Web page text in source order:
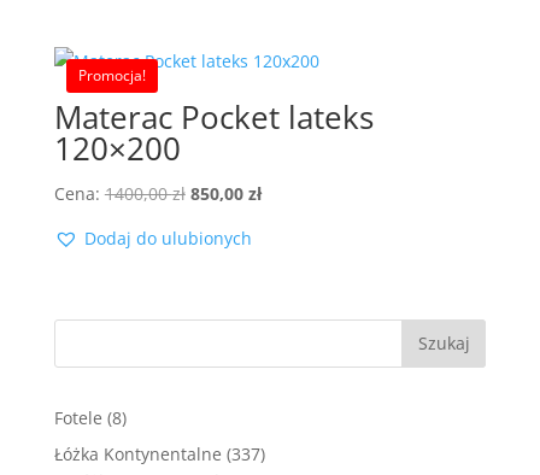
Promocja!
Materac Pocket lateks
120×200
Cena: 1400,00zł Pierwotna
wynosiła:
850,00 złAktualna
Dodaj do ulubionych
Szukaj
Fotele 88
produktów
Łóżka Kontynentalne 337337